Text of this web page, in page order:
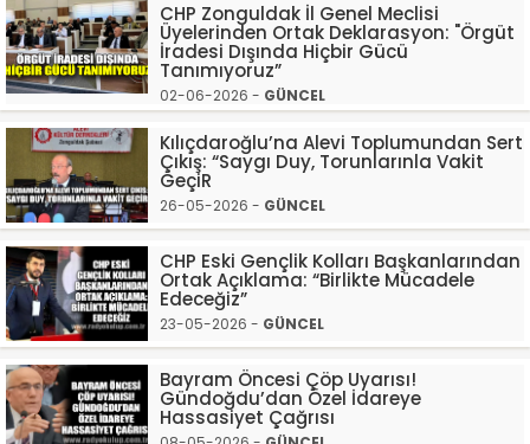
CHP Zonguldak İl Genel Meclisi
Üyelerinden Ortak Deklarasyon: "Örgüt
İradesi Dışında Hiçbir Gücü
Tanımıyoruz”
02-06-2026 - GÜNCEL
Kılıçdaroğlu’na Alevi Toplumundan Sert
Çıkış: “Saygı Duy, Torunlarınla Vakit
GeçiR
26-05-2026 - GÜNCEL
CHP Eski Gençlik Kolları Başkanlarından
Ortak Açıklama: “Birlikte Mücadele
Edeceğiz”
23-05-2026 - GÜNCEL
Bayram Öncesi Çöp Uyarısı!
Gündoğdu’dan Özel İdareye
Hassasiyet Çağrısı